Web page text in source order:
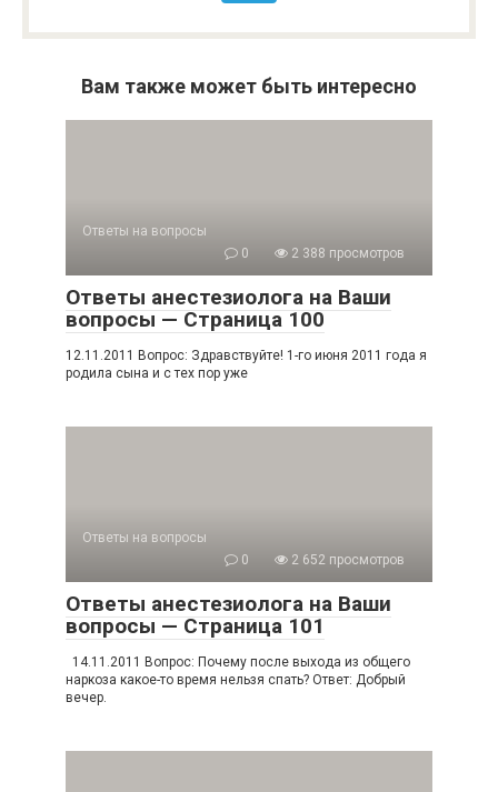
Вам также может быть интересно
Ответы на вопросы
0
2 388 просмотров
Ответы анестезиолога на Ваши
вопросы — Страница 100
12.11.2011 Вопрос: Здравствуйте! 1-го июня 2011 года я
родила сына и с тех пор уже
Ответы на вопросы
0
2 652 просмотров
Ответы анестезиолога на Ваши
вопросы — Страница 101
14.11.2011 Вопрос: Почему после выхода из общего
наркоза какое-то время нельзя спать? Ответ: Добрый
вечер.